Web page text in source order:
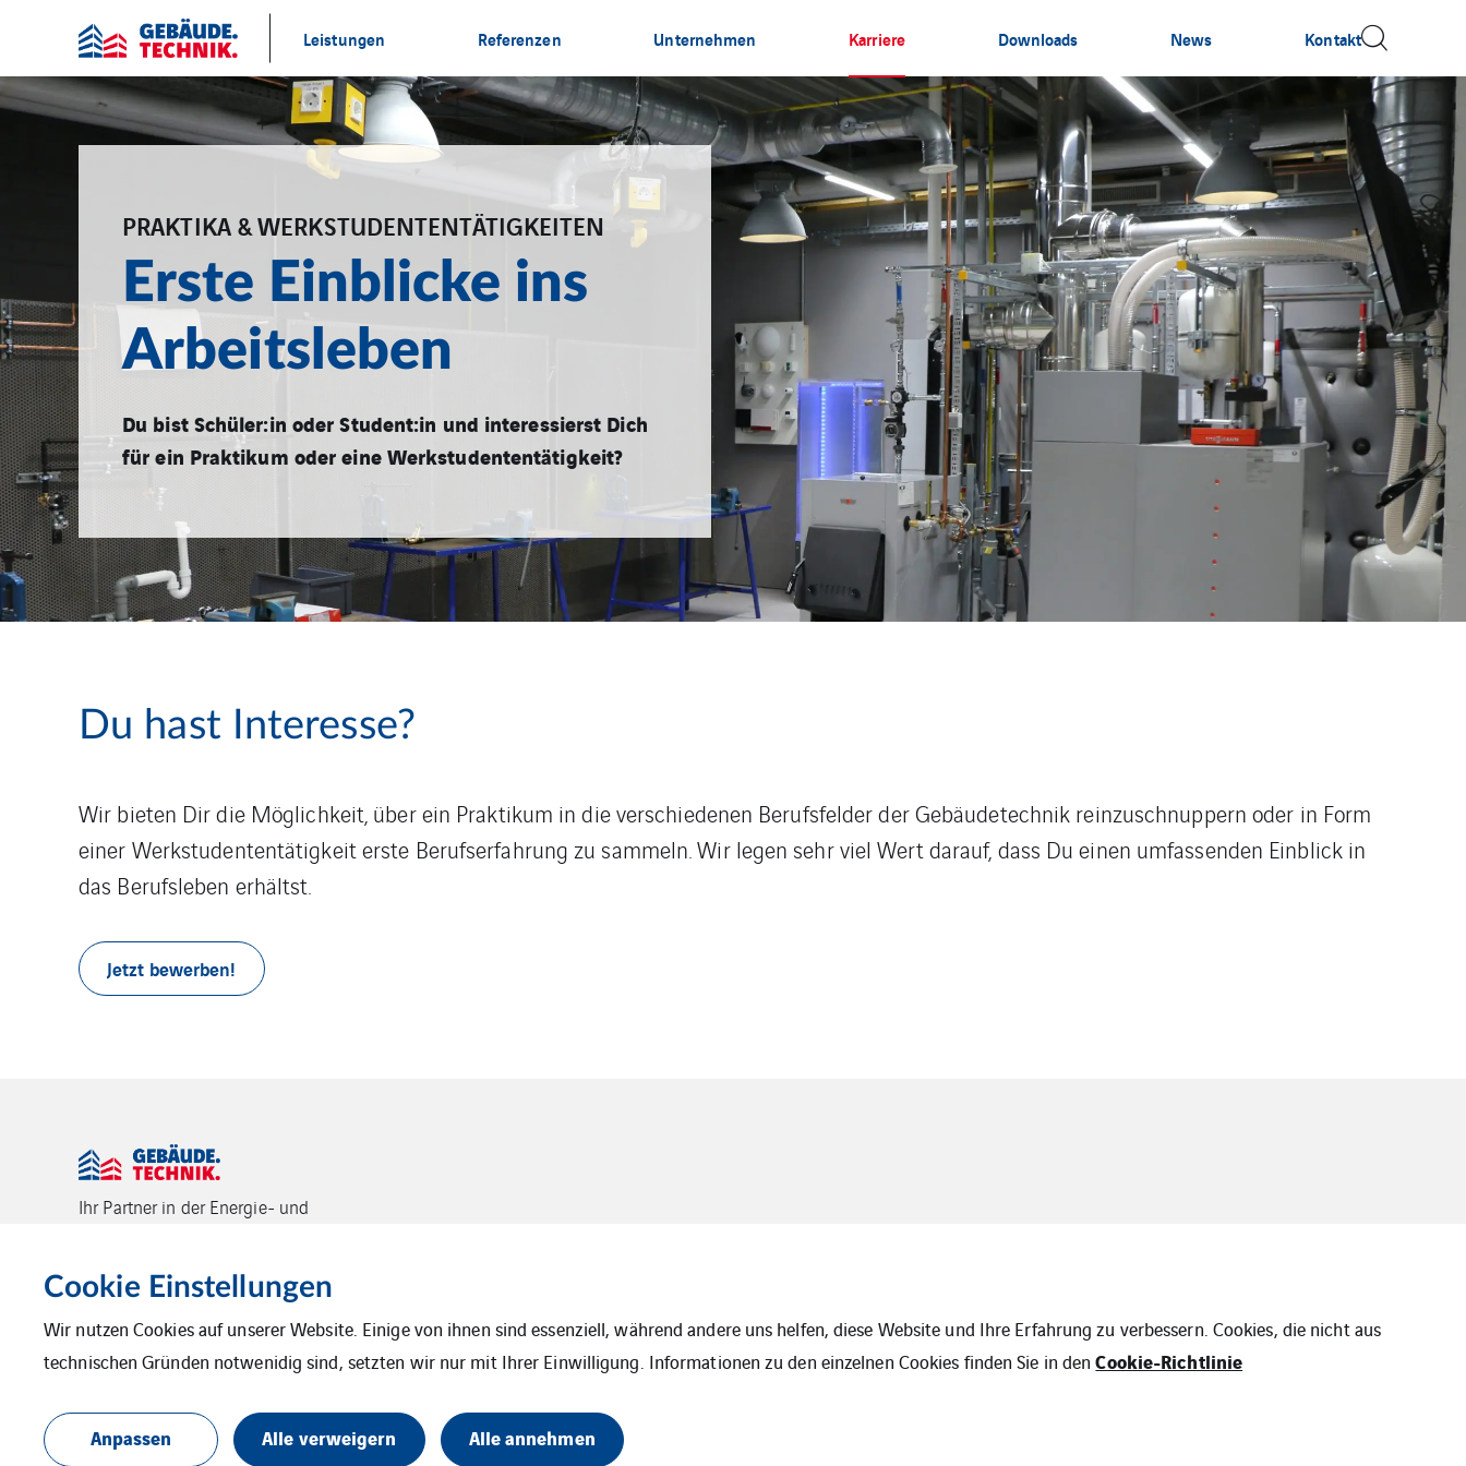
Leistungen Referenzen Unternehmen Karriere Downloads News Kontakt
PRAKTIKA & WERKSTUDENTENTÄTIGKEITEN
Erste Einblicke ins
Arbeitsleben
Du bist Schüler:in oder Student:in und interessierst Dich
für ein Praktikum oder eine Werkstudententätigkeit?
Du hast Interesse?
Wir bieten Dir die Möglichkeit, über ein Praktikum in die verschiedenen Berufsfelder der Gebäudetechnik reinzuschnuppern oder in Form
einer Werkstudententätigkeit erste Berufserfahrung zu sammeln. Wir legen sehr viel Wert darauf, dass Du einen umfassenden Einblick in
das Berufsleben erhältst.
Jetzt bewerben!
Ihr Partner in der Energie- und
und komfortablen Gebäude.
Impressum Datenschutz Cookies
Cookie Einstellungen
Wir nutzen Cookies auf unserer Website. Einige von ihnen sind essenziell, während andere uns helfen, diese Website und Ihre Erfahrung zu verbessern. Cookies, die nicht aus
technischen Gründen notwenidig sind, setzten wir nur mit Ihrer Einwilligung. Informationen zu den einzelnen Cookies finden Sie in denCookie-Richtlinie
Anpassen Alle verweigern Alle annehmen